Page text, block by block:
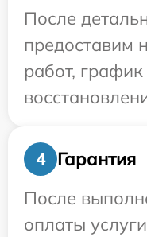
После
предоставим
работ,
4
Гарантия
После
оплаты